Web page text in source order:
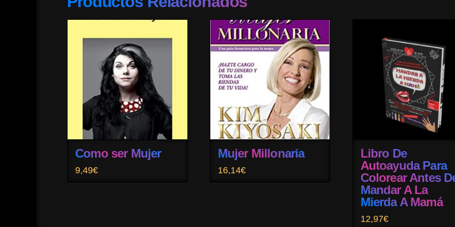
Como ser Mujer
9,49€
Mujer Millonaria
16,14€
Libro De
Autoayuda Para
Colorear Antes
Mandar A La
Mierda A Mamá
12,97€